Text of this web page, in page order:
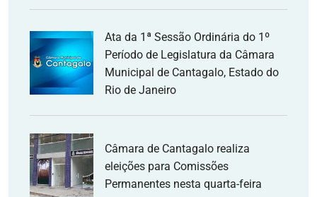
Ata da 1ª Sessão Ordinária do 1º
Período de Legislatura da Câmara
Municipal de Cantagalo, Estado do
Rio de Janeiro
Câmara de Cantagalo realiza
eleições para Comissões
Permanentes nesta quarta-feira